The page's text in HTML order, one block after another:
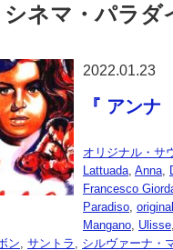
シネマ・パラダ
2022.01.23
『 アンナ
オリジナル・サ
Lattuada, Anna,
Francesco
Paradiso,
Mangano, Ulisse,
ン, サントラ , シルヴァーナ・